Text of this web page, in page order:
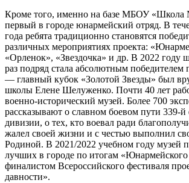
Кроме того, именно на базе МБОУ «Школа
первый в городе юнармейский отряд. В
года ребята традиционно становятся
различных мероприятиях проекта:
«Орленок», «Звездочка» и др. В 2022 году
раз подряд стала абсолютным победителем
— главный кубок «Золотой Звезды» был
школы Елене Шелуженко. Почти 40 лет
военно-исторический музей. Более 700
рассказывают о славном боевом пути 339-й
дивизии, о тех, кто воевал ради
жалел своей жизни и с честью выполнил
Родиной. В 2021/2022 учебном году музей
лучших в городе по итогам
финалистом Всероссийского фестиваля
давности».